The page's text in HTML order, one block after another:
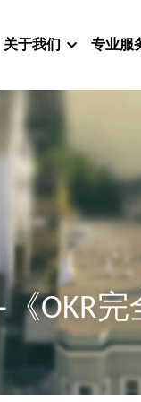
关于我们 专业服
OKR完